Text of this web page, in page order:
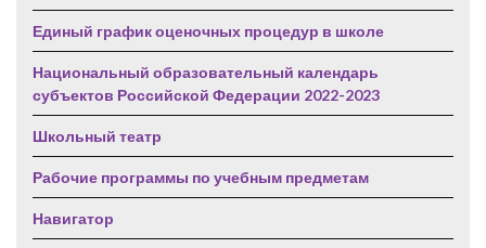
Единый график оценочных процедур в школе
Национальный образовательный календарь
субъектов Российской Федерации 2022-2023
Школьный театр
Рабочие программы по учебным предметам
Навигатор